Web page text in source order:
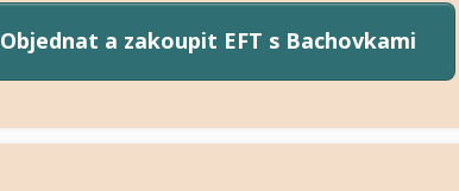
Objednat a zakoupit EFT s Bachovkami